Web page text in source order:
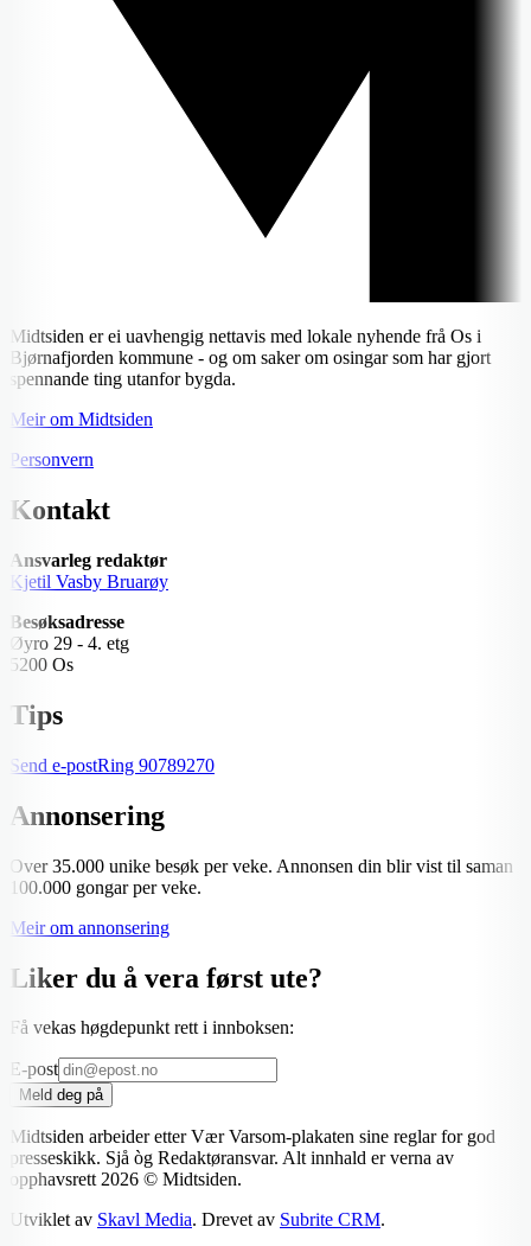
Midtsiden er ei uavhengig nettavis med lokale nyhende frå Os i
Bjørnafjorden kommune - og om saker om osingar som har gjort
spennande ting utanfor bygda.
Meir om Midtsiden
Personvern
Kontakt
Ansvarleg redaktør
Kjetil Vasby Bruarøy
Besøksadresse
Øyro 29 - 4. etg
5200 Os
Tips
Send e-postRing 90789270
Annonsering
Over 35.000 unike besøk per veke. Annonsen din blir vist til saman
100.000 gongar per veke.
Meir om annonsering
Liker du å vera først ute?
Få vekas høgdepunkt rett i innboksen:
E-post
Meld deg på
Midtsiden arbeider etter Vær Varsom-plakaten sine reglar for god
presseskikk. Sjå òg Redaktøransvar. Alt innhald er verna av
opphavsrett2026 © Midtsiden.
Utviklet av Skavl Media. Drevet av Subrite CRM.